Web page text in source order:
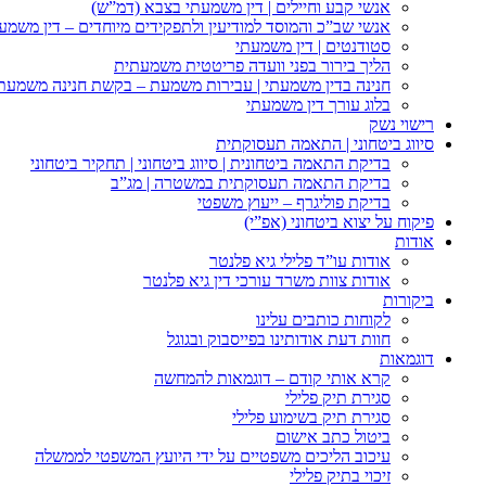
אנשי קבע וחיילים | דין משמעתי בצבא (דמ”ש)
אנשי שב”כ והמוסד למודיעין ולתפקידים מיוחדים – דין
סטודנטים | דין משמעתי
הליך בירור בפני וועדה פריטטית משמעתית
חנינה בדין משמעתי | עבירות משמעת – בקשת חנינה
בלוג עורך דין משמעתי
רישוי נשק
סיווג ביטחוני | התאמה תעסוקתית
בדיקת התאמה ביטחונית | סיווג ביטחוני | תחקיר ביטחוני
בדיקת התאמה תעסוקתית במשטרה | מג”ב
בדיקת פוליגרף – ייעוץ משפטי
פיקוח על יצוא ביטחוני (אפ”י)
אודות
אודות עו”ד פלילי גיא פלנטר
אודות צוות משרד עורכי דין גיא פלנטר
ביקורות
לקוחות כותבים עלינו
חוות דעת אודותינו בפייסבוק ובגוגל
דוגמאות
קרא אותי קודם – דוגמאות להמחשה
סגירת תיק פלילי
סגירת תיק בשימוע פלילי
ביטול כתב אישום
עיכוב הליכים משפטיים על ידי היועץ המשפטי לממשלה
זיכוי בתיק פלילי